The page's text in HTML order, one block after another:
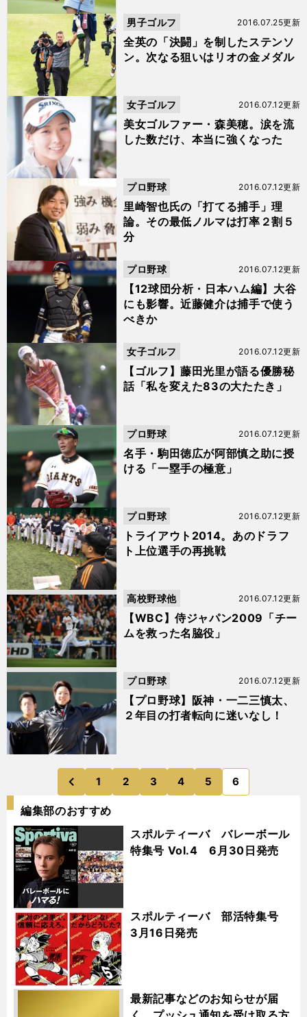
全英の「決闘」を制したステンソ
ン。次なる狙いはリオの金メダル
2016.07.25更新
男子ゴルフ
美女ゴルファー・森美穂。涙を流
した数だけ、本当に強くなった
2016.07.12更新
女子ゴルフ
里崎智也氏の「打てる捕手」理
論。その最低ノルマは打率２割５
分
2016.07.12更新
プロ野球
【12球団分析・日本ハム編】大谷
にも影響。近藤健介は捕手で使う
べきか
2016.07.12更新
プロ野球
【ゴルフ】藤田光里が語る優勝秘
話「私を変えた83の大たたき」
2016.07.12更新
女子ゴルフ
名手・駒田徳広が阿部慎之助に授
ける「一塁手の極意」
2016.07.12更新
プロ野球
トライアウト2014。あのドラフ
ト上位選手の再挑戦
2016.07.12更新
プロ野球
【WBC】侍ジャパン2009「チー
ムを救った名脇役」
2016.07.12更新
高校野球他
【プロ野球】阪神・一二三慎太、
２年目の打者転向に迷いなし！
2016.07.12更新
プロ野球
前
のページへ
1 2 3 4 5 6
編集部のおすすめ
スポルティーバ バレーボール
特集号 Vol.4 6月30日発売
スポルティーバ 部活特集号
3月16日発売
最新記事などのお知らせが届